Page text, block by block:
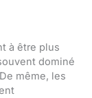
à être plus
dominé
même, les